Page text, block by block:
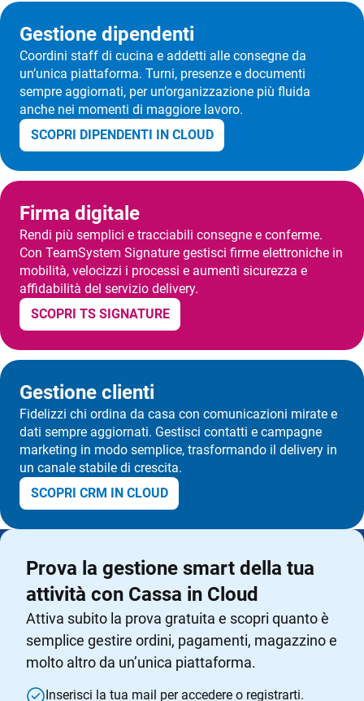
Gestione dipendenti
Coordini staff di cucina e addetti alle consegne da
un’unica piattaforma. Turni, presenze e documenti
sempre aggiornati, per un’organizzazione più fluida
anche nei momenti di maggiore lavoro.
SCOPRI DIPENDENTI IN CLOUD
Firma digitale
Rendi più semplici e tracciabili consegne e conferme.
Con TeamSystem Signature gestisci firme elettroniche in
mobilità, velocizzi i processi e aumenti sicurezza e
affidabilità del servizio delivery.
SCOPRI TS SIGNATURE
Gestione clienti
Fidelizzi chi ordina da casa con comunicazioni mirate e
dati sempre aggiornati. Gestisci contatti e campagne
marketing in modo semplice, trasformando il delivery in
un canale stabile di crescita.
SCOPRI CRM IN CLOUD
Prova la gestione smart della tua
attività con Cassa in Cloud
Attiva subito la prova gratuita e scopri quanto è
semplice gestire ordini, pagamenti, magazzino e
molto altro da un’unica piattaforma.
Inserisci la tua mail per accedere o registrarti.